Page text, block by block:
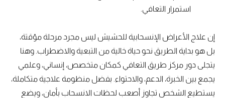
استمرار التعافي.
إن علاج الأعراض الإنسحابية للحشيش ليس مجرد مرحلة مؤقتة،
بل هو بداية الطريق نحو حياة خالية من التبعية والاضطراب. وهنا
يتجلى دور مركز طريق التعافي كمكان متخصص، إنساني، وعلمي
يجمع بين الخبرة، الدعم، والاحتواء. بفضل منظومة علاجية متكاملة،
يستطيع الشخص تجاوز أصعب لحظات الانسحاب بأمان، ويضع